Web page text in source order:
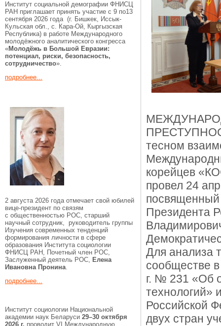
Институт социальной демографии ФНИСЦ
РАН приглашает принять участие с 9 по13
сентября 2026 года (г. Бишкек, Иссык-
Кульская обл., c. Кара-Ой, Кыргызская
Республика) в работе Международного
молодёжного аналитического конгресса
«Молодёжь в Большой Евразии:
потенциал, риски, безопасность,
сотрудничество».
подробнее...
2 августа 2026 года отмечает свой юбилей
вице-президент по связям
с общественностью РОС, старший
научный сотрудник, руководитель группы
Изучения современных тенденций
формирования личности в сфере
образования Института социологии
ФНИСЦ РАН, Почетный член РОС,
Заслуженный деятель РОС, Елена
Ивановна Пронина.
подробнее...
Институт социологии Национальной
академии наук Беларуси 29–30 октября
2026 г. проводит VI Международную
тесном
корейцев
провел 24
посвященный
Президента
Для анализа
сообществе
г. № 231 «Об
технологий»
Российской
двух стран